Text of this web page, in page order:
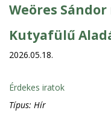
Weöres
Kutyafülű
2026.05.18.
Érdekes iratok
Típus: Hír